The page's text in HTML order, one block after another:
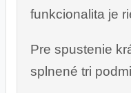
funkcionalita je
Pre spustenie
splnené tri